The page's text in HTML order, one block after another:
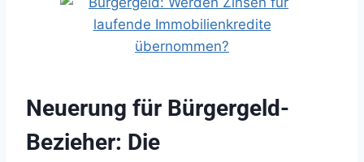
Neuerung für Bürgergeld-
Bezieher: Die